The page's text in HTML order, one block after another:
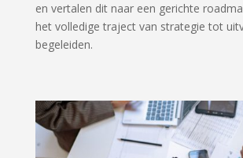
en vertalen dit naar een gerichte
het volledige traject van strategie tot
begeleiden.